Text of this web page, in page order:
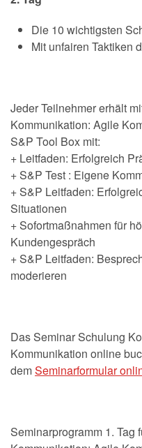
Die 10 wichtigsten
Mit unfairen Taktiken
Jeder Teilnehmer erhält
Kommunikation: Agile
S&P Tool Box mit:
+ Leitfaden: Erfolgreich
+ S&P Test : Eigene
+ S&P Leitfaden:
Situationen
+ Sofortmaßnahmen für
Kundengespräch
+ S&P Leitfaden:
moderieren
Das Seminar Schulung
Kommunikation online
demSeminarformular
Seminarprogramm 1. Tag